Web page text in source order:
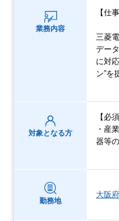
業務内容
【仕
三菱
デー
に対
ン”を
対象となる方
【必
・産
器等
勤務地
大阪府